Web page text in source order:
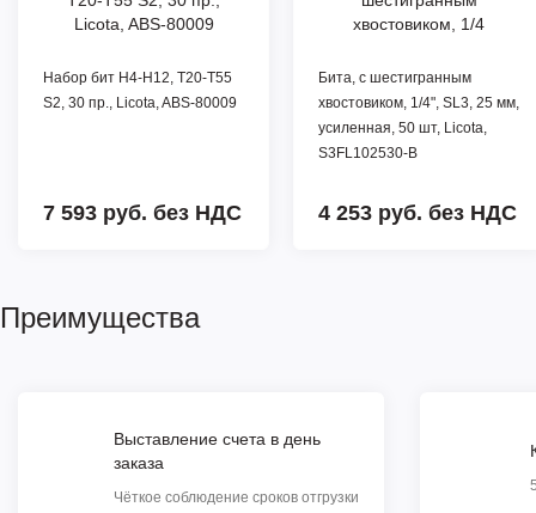
Набор бит H4-H12, T20-T55
S2, 30 пр., Licota, ABS-80009
7 593 руб. без НДС
Бита, с шестигранным
хвостовиком, 1/4", SL3, 25 мм,
усиленная, 50 шт, Licota,
S3FL102530-B
4 253 руб. без НДС
Преимущества
Выставление счета в день
заказа
Чёткое соблюдение сроков отгрузки